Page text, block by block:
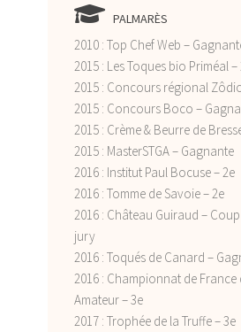
PALMARÈS
2010 : Top Chef Web –
2015 : Les Toques bio Priméal –
2015 : Concours régional
2015 : Concours Boco –
2015 : Crème & Beurre de
2015 : MasterSTGA – Gagnante
2016 : Institut Paul Bocuse – 2e
2016 : Tomme de Savoie – 2e
2016 : Château Guiraud –
jury
2016 : Toqués de Canard –
2016 : Championnat de France
Amateur – 3e
2017 : Trophée de la Truffe – 3e